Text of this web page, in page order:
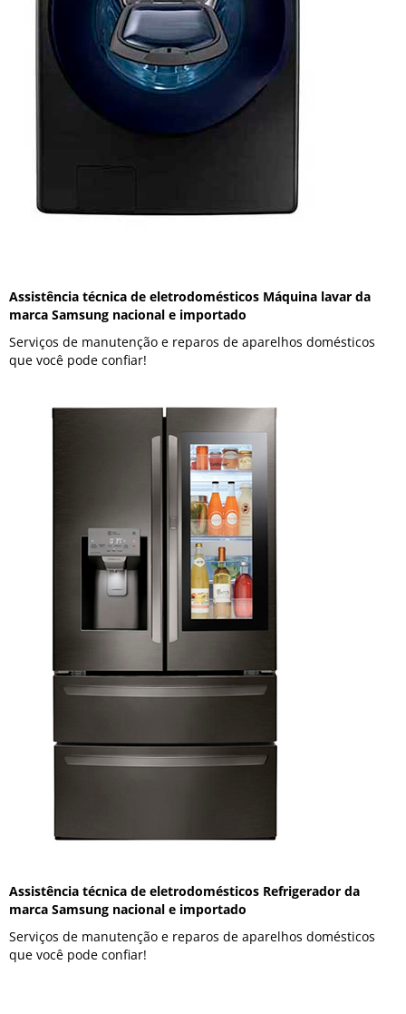
Assistência técnica de eletrodomésticos Máquina lavar da
marca Samsung nacional e importado
Serviços de manutenção e reparos de aparelhos domésticos
que você pode confiar!
Assistência técnica de eletrodomésticos Refrigerador da
marca Samsung nacional e importado
Serviços de manutenção e reparos de aparelhos domésticos
que você pode confiar!